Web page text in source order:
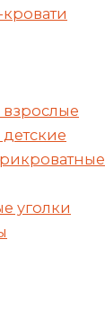
взрослые
уголки